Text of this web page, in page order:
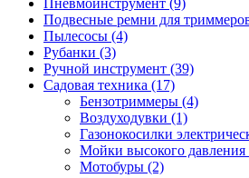
Пневмоинструмент (9)
Подвесные ремни для
Пылесосы (4)
Рубанки (3)
Ручной инструмент (39)
Садовая техника (17)
Бензотриммеры (4)
Воздуходувки (1)
Газонокосилки
Мойки высокого давления
Мотобуры (2)